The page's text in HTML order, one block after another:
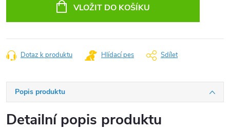
VLOŽIT DO KOŠÍKU
Dotaz k produktu Hlídací pes Sdílet
Popis produktu
Detailní popis produktu